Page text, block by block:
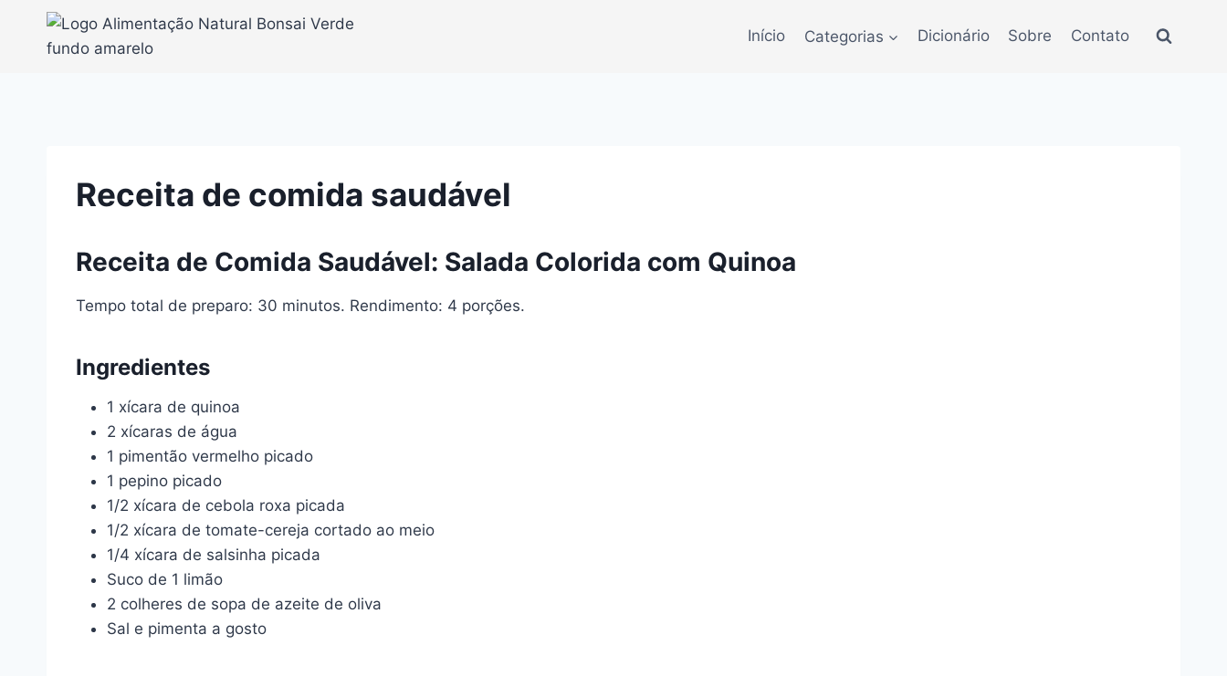
Início Categorias Dicionário Sobre Contato
Receita de comida saudável
Receita de Comida Saudável: Salada Colorida com Quinoa
Tempo total de preparo: 30 minutos. Rendimento: 4 porções.
Ingredientes
1 xícara de quinoa
2 xícaras de água
1 pimentão vermelho picado
1 pepino picado
1/2 xícara de cebola roxa picada
1/2 xícara de tomate-cereja cortado ao meio
1/4 xícara de salsinha picada
Suco de 1 limão
2 colheres de sopa de azeite de oliva
Sal e pimenta a gosto